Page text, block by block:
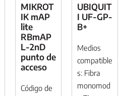
MIKROT
IK mAP
lite
RBmAP
L-2nD
punto de
acceso
Código de
UBIQUIT
I UF-GP-
B+
Medios
compatible
s: Fibra
monomod